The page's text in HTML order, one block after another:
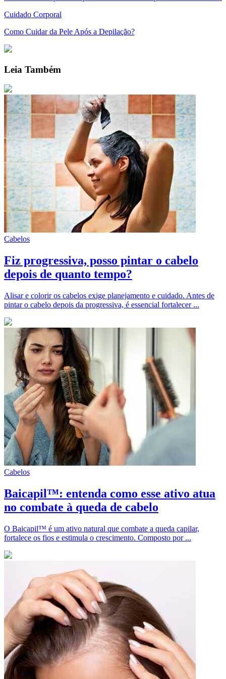
Cuidado Corporal
Como Cuidar da Pele Após a Depilação?
Leia Também
Cabelos
Fiz progressiva, posso pintar o cabelo
depois de quanto tempo?
Alisar e colorir os cabelos exige planejamento e cuidado. Antes de
pintar o cabelo depois da progressiva, é essencial fortalecer ...
Cabelos
Baicapil™: entenda como esse ativo atua
no combate à queda de cabelo
O Baicapil™ é um ativo natural que combate a queda capilar,
fortalece os fios e estimula o crescimento. Composto por ...